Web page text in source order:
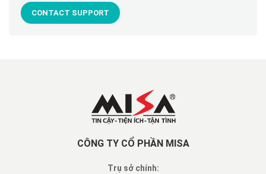
CONTACT SUPPORT
CÔNG TY CỔ PHẦN MISA
Trụ sở chính: